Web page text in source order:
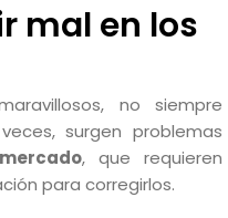
mal en los
no siempre
surgen problemas
, que requieren
para corregirlos.